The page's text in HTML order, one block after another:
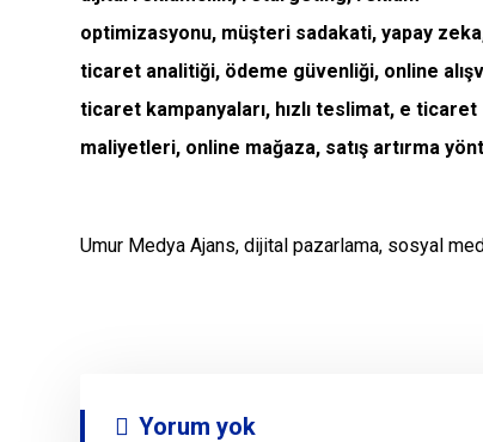
Umur Medya Ajans, dijital pazarlama, sosyal
Yorum yok